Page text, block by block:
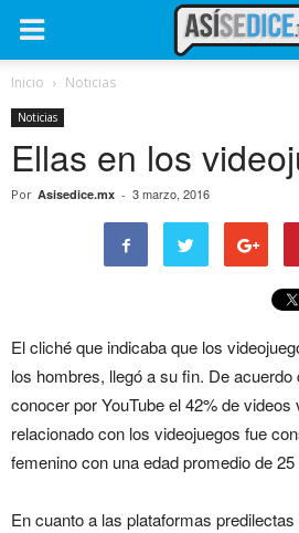
Inicio Noticias
Noticias
Ellas en los
Por Asisedice.mx - 3 marzo, 2016
El cliché que indicaba que los
los hombres, llegó a su fin. De
conocer por YouTube el 42% de
relacionado con los videojuegos fue
femenino con una edad promedio de 25
En cuanto a las plataformas